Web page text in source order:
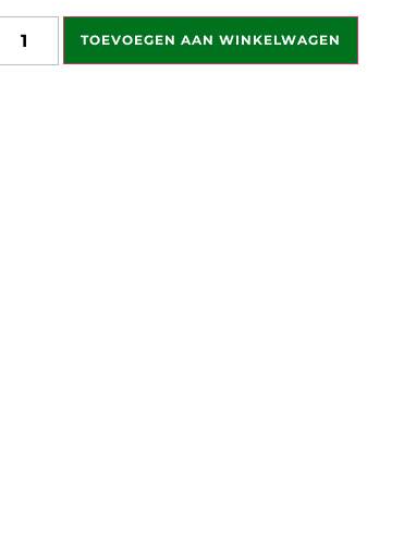
TOEVOEGEN AAN WINKELWAGEN